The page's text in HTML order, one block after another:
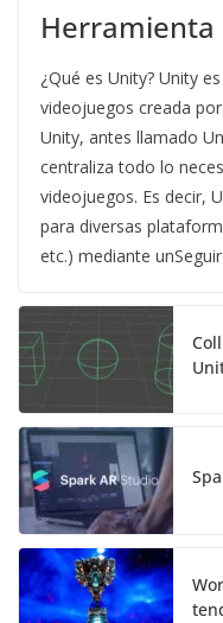
Herramienta
¿Qué es Unity? Unity
videojuegos creada
Unity, antes llamado
centraliza todo lo
videojuegos. Es decir,
para diversas
etc.) mediante